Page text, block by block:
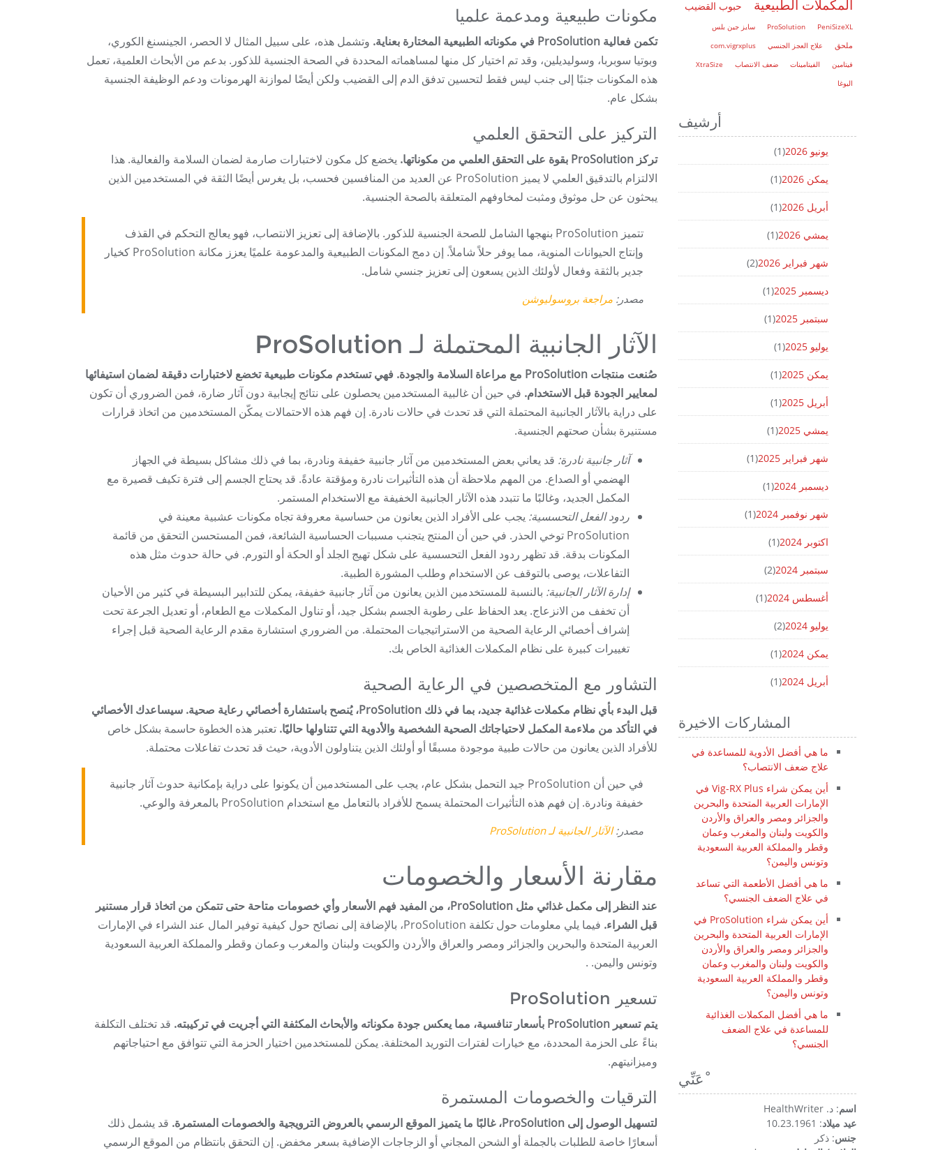
مكونات طبيعية ومدعمة علميا
تكمن فعالية ProSolution في مكوناته الطبيعية المختارة بعناية.
وتشمل هذه، على سبيل المثال لا الحصر، الجينسنغ الكوري،
وبوتيا سوبربا، وسوليديلين، وقد تم اختيار كل منها لمساهماته المحددة في الصحة الجنسية للذكور. بدعم من الأبحاث العلمية، تعمل
هذه المكونات جنبًا إلى جنب ليس فقط لتحسين تدفق الدم إلى القضيب ولكن أيضًا لموازنة الهرمونات ودعم الوظيفة الجنسية
بشكل عام.
التركيز على التحقق العلمي
تركز ProSolution بقوة على التحقق العلمي من مكوناتها.
يخضع كل مكون لاختبارات صارمة لضمان السلامة والفعالية. هذا
الالتزام بالتدقيق العلمي لا يميز ProSolution عن العديد من المنافسين فحسب، بل يغرس أيضًا الثقة في المستخدمين الذين
يبحثون عن حل موثوق ومثبت لمخاوفهم المتعلقة بالصحة الجنسية.
تتميز ProSolution بنهجها الشامل للصحة الجنسية للذكور. بالإضافة إلى تعزيز الانتصاب، فهو يعالج التحكم في القذف
وإنتاج الحيوانات المنوية، مما يوفر حلاً شاملاً. إن دمج المكونات الطبيعية والمدعومة علميًا يعزز مكانة ProSolution كخيار
جدير بالثقة وفعال لأولئك الذين يسعون إلى تعزيز جنسي شامل.
مصدر: مراجعة بروسوليوشن
الآثار الجانبية المحتملة لـ ProSolution
صُنعت منتجات ProSolution مع مراعاة السلامة والجودة. فهي تستخدم مكونات طبيعية تخضع لاختبارات دقيقة لضمان استيفائها
لمعايير الجودة قبل الاستخدام. في حين أن غالبية المستخدمين يحصلون على نتائج إيجابية دون آثار ضارة، فمن الضروري أن تكون
على دراية بالآثار الجانبية المحتملة التي قد تحدث في حالات نادرة. إن فهم هذه الاحتمالات يمكّن المستخدمين من اتخاذ قرارات
مستنيرة بشأن صحتهم الجنسية.
آثار جانبية نادرة: قد يعاني بعض المستخدمين من آثار جانبية خفيفة ونادرة، بما في ذلك مشاكل بسيطة في الجهاز
الهضمي أو الصداع. من المهم ملاحظة أن هذه التأثيرات نادرة ومؤقتة عادةً. قد يحتاج الجسم إلى فترة تكيف قصيرة مع
المكمل الجديد، وغالبًا ما تتبدد هذه الآثار الجانبية الخفيفة مع الاستخدام المستمر.
ردود الفعل التحسسية: يجب على الأفراد الذين يعانون من حساسية معروفة تجاه مكونات عشبية معينة في
ProSolution توخي الحذر. في حين أن المنتج يتجنب مسببات الحساسية الشائعة، فمن المستحسن التحقق من قائمة
المكونات بدقة. قد تظهر ردود الفعل التحسسية على شكل تهيج الجلد أو الحكة أو التورم. في حالة حدوث مثل هذه
التفاعلات، يوصى بالتوقف عن الاستخدام وطلب المشورة الطبية.
إدارة الآثار الجانبية: بالنسبة للمستخدمين الذين يعانون من آثار جانبية خفيفة، يمكن للتدابير البسيطة في كثير من الأحيان
أن تخفف من الانزعاج. يعد الحفاظ على رطوبة الجسم بشكل جيد، أو تناول المكملات مع الطعام، أو تعديل الجرعة تحت
إشراف أخصائي الرعاية الصحية من الاستراتيجيات المحتملة. من الضروري استشارة مقدم الرعاية الصحية قبل إجراء
تغييرات كبيرة على نظام المكملات الغذائية الخاص بك.
التشاور مع المتخصصين في الرعاية الصحية
قبل البدء بأي نظام مكملات غذائية جديد، بما في ذلك ProSolution، يُنصح باستشارة أخصائي رعاية صحية. سيساعدك الأخصائي
في التأكد من ملاءمة المكمل لاحتياجاتك الصحية الشخصية والأدوية التي تتناولها حاليًا. تعتبر هذه الخطوة حاسمة بشكل خاص
للأفراد الذين يعانون من حالات طبية موجودة مسبقًا أو أولئك الذين يتناولون الأدوية، حيث قد تحدث تفاعلات محتملة.
في حين أن ProSolution جيد التحمل بشكل عام، يجب على المستخدمين أن يكونوا على دراية بإمكانية حدوث آثار جانبية
خفيفة ونادرة. إن فهم هذه التأثيرات المحتملة يسمح للأفراد بالتعامل مع استخدام ProSolution بالمعرفة والوعي.
مصدر:الآثار الجانبية لـ ProSolution
مقارنة الأسعار والخصومات
عند النظر إلى مكمل غذائي مثل ProSolution، من المفيد فهم الأسعار وأي خصومات متاحة حتى تتمكن من اتخاذ قرار مستنير
قبل الشراء.
فيما يلي معلومات حول تكلفة ProSolution، بالإضافة إلى نصائح حول كيفية توفير المال عند الشراء في الإمارات
العربية المتحدة والبحرين والجزائر ومصر والعراق والأردن والكويت ولبنان والمغرب وعمان وقطر والمملكة العربية السعودية
وتونس واليمن. .
تسعير ProSolution
يتم تسعير ProSolution بأسعار تنافسية، مما يعكس جودة مكوناته والأبحاث المكثفة التي أجريت في تركيبته.
قد تختلف التكلفة
بناءً على الحزمة المحددة، مع خيارات لفترات التوريد المختلفة. يمكن للمستخدمين اختيار الحزمة التي تتوافق مع احتياجاتهم
وميزانيتهم.
الترقيات والخصومات المستمرة
لتسهيل الوصول إلى ProSolution، غالبًا ما يتميز الموقع الرسمي بالعروض الترويجية والخصومات المستمرة.
قد يشمل ذلك
أسعارًا خاصة للطلبات بالجملة أو الشحن المجاني أو الزجاجات الإضافية بسعر مخفض. إن التحقق بانتظام من الموقع الرسمي
المكملات الطبيعية حبوب القضيب
PeniSizeXL
ProSolution سايز جين بلس
ملحق علاج العجز الجنسي
com.vigrxplus
فيتامين
الفيتامينات ضعف الانتصاب
XtraSize
اليوغا
أرشيف
يونيو 2026 (1)
يمكن 2026 (1)
أبريل 2026 (1)
يمشي 2026 (1)
شهر فبراير 2026 (2)
ديسمبر 2025 (1)
سبتمبر 2025 (1)
يوليو 2025 (1)
يمكن 2025 (1)
أبريل 2025 (1)
يمشي 2025 (1)
شهر فبراير 2025 (1)
ديسمبر 2024 (1)
شهر نوفمبر 2024 (1)
اكتوبر 2024 (1)
سبتمبر 2024 (2)
أغسطس 2024 (1)
يوليو 2024 (2)
يمكن 2024 (1)
أبريل 2024 (1)
المشاركات الاخيرة
ما هي أفضل الأدوية للمساعدة في
علاج ضعف الانتصاب؟
أين يمكن شراء Vig-RX Plus في
الإمارات العربية المتحدة والبحرين
والجزائر ومصر والعراق والأردن
والكويت ولبنان والمغرب وعمان
وقطر والمملكة العربية السعودية
وتونس واليمن؟
ما هي أفضل الأطعمة التي تساعد
في علاج الضعف الجنسي؟
أين يمكن شراء ProSolution في
الإمارات العربية المتحدة والبحرين
والجزائر ومصر والعراق والأردن
والكويت ولبنان والمغرب وعمان
وقطر والمملكة العربية السعودية
وتونس واليمن؟
ما هي أفضل المكملات الغذائية
للمساعدة في علاج الضعف
الجنسي؟
ْعَنِّي
اسم: د. HealthWriter
عيد ميلاد: 10.23.1961
جنس: ذكر